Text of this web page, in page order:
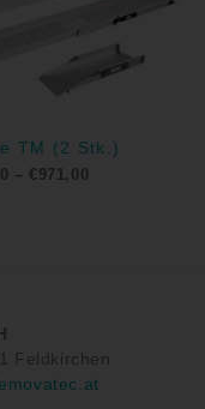
TM (2 Stk.)
– € 971,00
Feldkirchen